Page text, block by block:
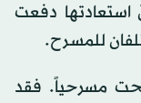
استعادتها دفعت
للمسرح.
مسرحياً. فقد